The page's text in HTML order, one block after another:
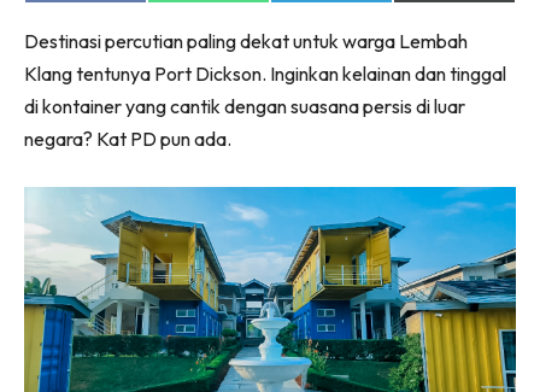
(Twitter)
Destinasi percutian paling dekat untuk warga Lembah
Klang tentunya Port Dickson. Inginkan kelainan dan tinggal
di kontainer yang cantik dengan suasana persis di luar
negara? Kat PD pun ada.